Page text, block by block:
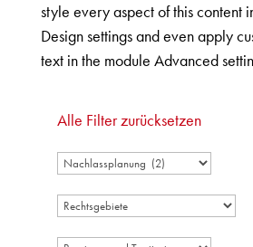
style every aspect of this content
Design settings and even apply
text in the module Advanced
Alle Filter zurücksetzen